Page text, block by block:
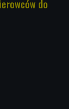
do